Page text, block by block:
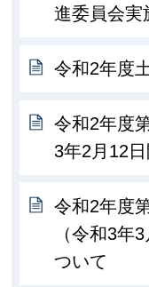
進委員会実
令和2年度
令和2年度
3年2月12日
令和2年度
（令和3年
ついて